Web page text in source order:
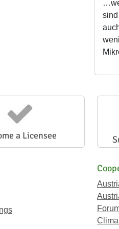
a Licensee